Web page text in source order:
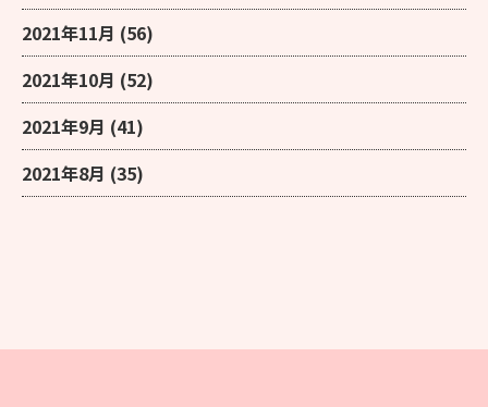
2021年11月 (56)
2021年10月 (52)
2021年9月 (41)
2021年8月 (35)